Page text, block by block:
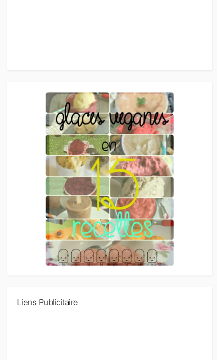
Liens Publicitaire